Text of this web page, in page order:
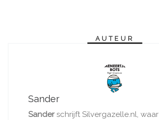
AUTEUR
Sander
Sanderschrijft Silvergazelle.nl,